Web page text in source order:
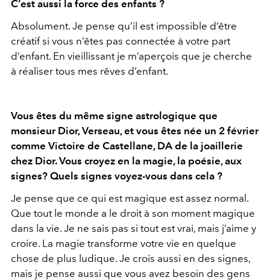
C’est aussi la force des enfants ?
Absolument. Je pense qu’il est impossible d’être
créatif si vous n’êtes pas connectée à votre part
d’enfant. En vieillissant je m’aperçois que je cherche
à réaliser tous mes rêves d’enfant.
Vous êtes du même signe astrologique que
monsieur Dior, Verseau, et vous êtes née un 2 février
comme Victoire de Castellane, DA de la joaillerie
chez Dior. Vous croyez en la magie, la poésie, aux
signes? Quels signes voyez-vous dans cela ?
Je pense que ce qui est magique est assez normal.
Que tout le monde a le droit à son moment magique
dans la vie. Je ne sais pas si tout est vrai, mais j’aime y
croire. La magie transforme votre vie en quelque
chose de plus ludique. Je crois aussi en des signes,
mais je pense aussi que vous avez besoin des gens